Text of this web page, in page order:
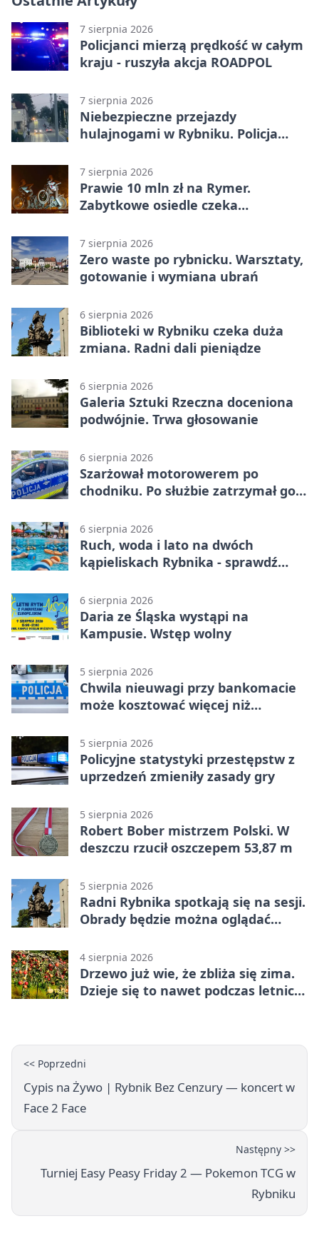
7 sierpnia 2026
Policjanci mierzą prędkość w całym
kraju - ruszyła akcja ROADPOL
7 sierpnia 2026
Niebezpieczne przejazdy
hulajnogami w Rybniku. Policja
7 sierpnia 2026
Prawie 10 mln zł na Rymer.
Zabytkowe osiedle czeka
7 sierpnia 2026
Zero waste po rybnicku. Warsztaty,
gotowanie i wymiana ubrań
6 sierpnia 2026
Biblioteki w Rybniku czeka duża
zmiana. Radni dali pieniądze
6 sierpnia 2026
Galeria Sztuki Rzeczna doceniona
podwójnie. Trwa głosowanie
6 sierpnia 2026
Szarżował motorowerem po
chodniku. Po służbie zatrzymał go
6 sierpnia 2026
Ruch, woda i lato na dwóch
kąpieliskach Rybnika - sprawdź
6 sierpnia 2026
Daria ze Śląska wystąpi na
Kampusie. Wstęp wolny
5 sierpnia 2026
Chwila nieuwagi przy bankomacie
może kosztować więcej niż
5 sierpnia 2026
Policyjne statystyki przestępstw z
uprzedzeń zmieniły zasady gry
5 sierpnia 2026
Robert Bober mistrzem Polski. W
deszczu rzucił oszczepem 53,87 m
5 sierpnia 2026
Radni Rybnika spotkają się na sesji.
Obrady będzie można oglądać
4 sierpnia 2026
Drzewo już wie, że zbliża się zima.
Dzieje się to nawet podczas letnich
<< Poprzedni
Cypis na Żywo | Rybnik Bez Cenzury — koncert w
Face 2 Face
Następny >>
Turniej Easy Peasy Friday 2 — Pokemon TCG w
Rybniku